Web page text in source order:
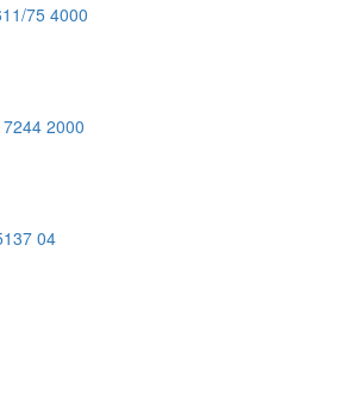
75 4000
2000
04